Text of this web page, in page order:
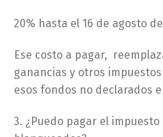
20% hasta el 16 de agosto
Ese costo a pagar,
ganancias y otros
esos fondos no declarados
3. ¿Puedo pagar el